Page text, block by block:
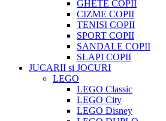
GHETE COPII
CIZME COPII
TENISI COPII
SPORT COPII
SANDALE COPII
SLAPI COPII
JUCARII si JOCURI
LEGO
LEGO Classic
LEGO City
LEGO Disney